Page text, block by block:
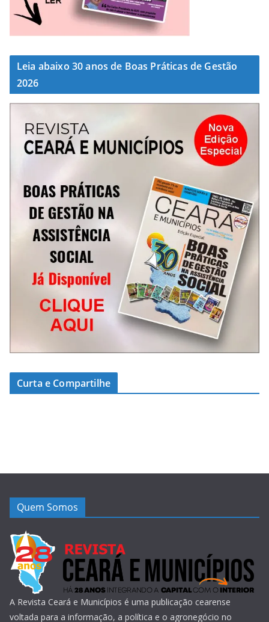
Leia abaixo 30 anos de Boas Práticas de Gestão
2026
Curta e Compartilhe
Quem Somos
A Revista Ceará e Municípios é uma publicação cearense
voltada para a informação, a política e o agronegócio no